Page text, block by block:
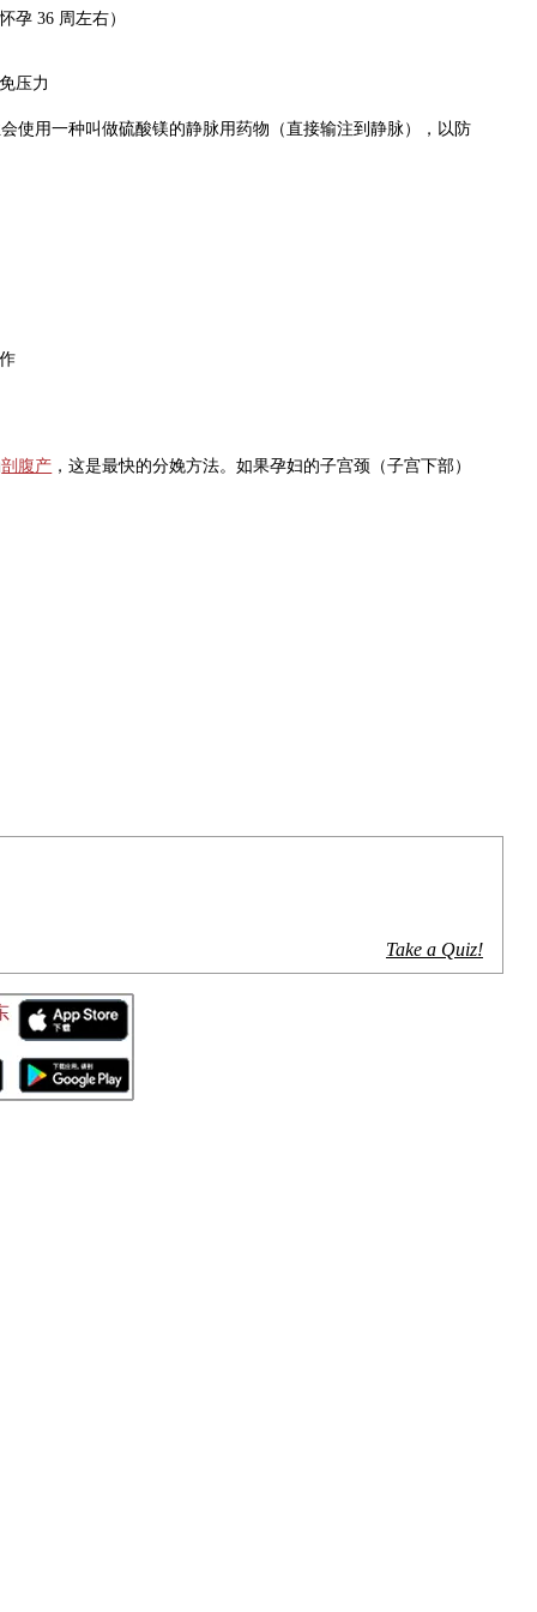
孕 36 周左右）
压力
使用一种叫做硫酸镁的静脉用药物（直接输注到静脉），以防
剖腹产 ，这是最快的分娩方法。如果孕妇的子宫颈（子宫下部）
Take a Quiz!